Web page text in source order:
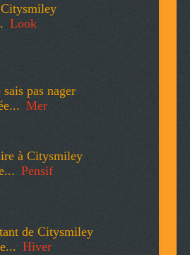
Look
pas nager
Mer
à Citysmiley
Pensif
de Citysmiley
Hiver